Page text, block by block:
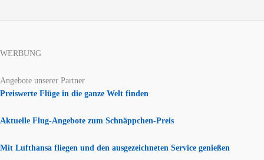
WERBUNG
Angebote unserer Partner
Preiswerte Flüge in die ganze Welt finden
Aktuelle Flug-Angebote zum Schnäppchen-Preis
Mit Lufthansa fliegen und den ausgezeichneten Service genießen